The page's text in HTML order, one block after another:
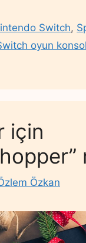
Switch,
oyun
için
Özkan